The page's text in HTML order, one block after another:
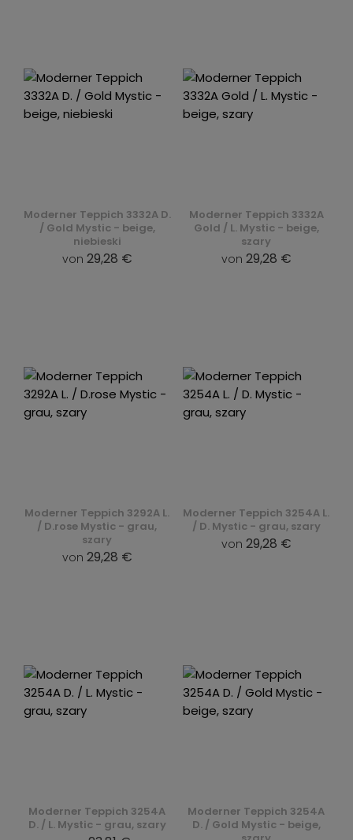
Moderner Teppich 3332A D.
/ Gold Mystic - beige,
niebieski
von 29,28 €
Moderner Teppich 3332A
Gold / L. Mystic - beige,
szary
von 29,28 €
Moderner Teppich 3292A L.
/ D.rose Mystic - grau,
szary
von 29,28 €
Moderner Teppich 3254A L.
/ D. Mystic - grau, szary
von 29,28 €
Moderner Teppich 3254A
D. / L. Mystic - grau, szary
Moderner Teppich 3254A
D. / Gold Mystic - beige,